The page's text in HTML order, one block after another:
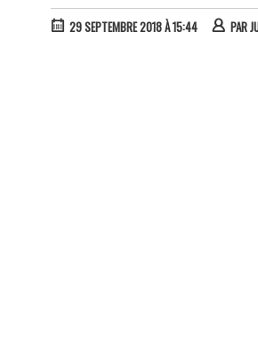
29 SEPTEMBRE 2018 À 15:44 PAR